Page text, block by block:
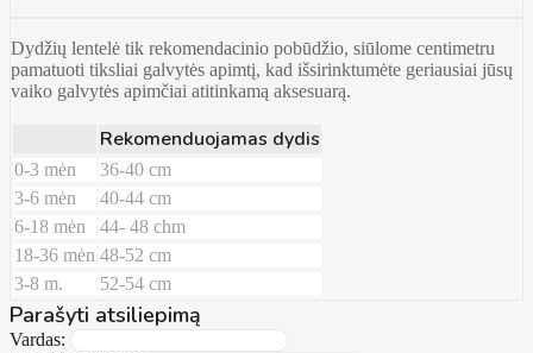
Dydžių lentelė tik rekomendacinio pobūdžio, siūlome centimetru
pamatuoti tiksliai galvytės apimtį, kad išsirinktumėte geriausiai jūsų
vaiko galvytės apimčiai atitinkamą aksesuarą.
Rekomenduojamas dydis
0-3 mėn
36-40 cm
3-6 mėn
40-44 cm
6-18 mėn
44- 48 chm
18-36 mėn 48-52 cm
3-8 m.
52-54 cm
Parašyti atsiliepimą
Vardas: